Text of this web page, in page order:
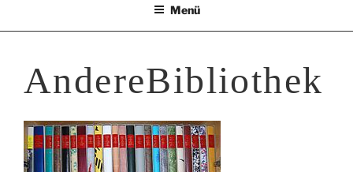
Menü
AndereBibliothek